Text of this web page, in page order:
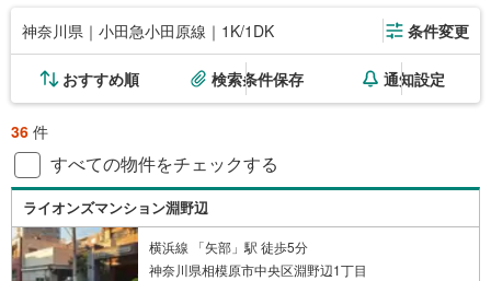
神奈川県｜小田急小田原線｜1K/1DK 条件変更
おすすめ順 検索条件保存 通知設定
36 件
すべての物件をチェックする
ライオンズマンション淵野辺
横浜線 「矢部」駅 徒歩5分
神奈川県相模原市中央区淵野辺1丁目